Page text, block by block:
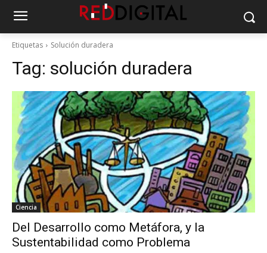
Etiquetas Solución duradera
Tag: solución duradera
Ciencia
Del Desarrollo como Metáfora, y la
Sustentabilidad como Problema